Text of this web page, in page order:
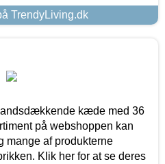
TrendyLiving.dk
kæde med 36
på webshoppen kan
mange af produkterne
Klik her for at se deres